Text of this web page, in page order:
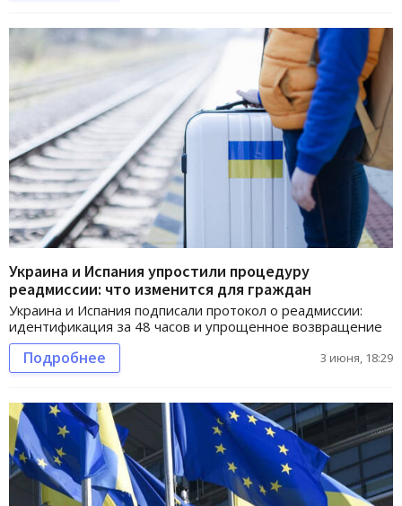
Украина и Испания упростили процедуру
реадмиссии: что изменится для граждан
Украина и Испания подписали протокол о реадмиссии:
идентификация за 48 часов и упрощенное возвращение
Подробнее 3 июня, 18:29